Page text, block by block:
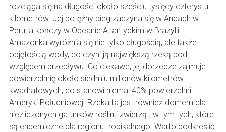
rozciąga się na długości około sześciu tysięcy czterystu
kilometrów. Jej potężny bieg zaczyna się w Andach w
Peru, a kończy w Oceanie Atlantyckim w Brazylii.
Amazonka wyróżnia się nie tylko długością, ale także
objętością wody, co czyni ją największą rzeką pod
względem przepływu. Co ciekawe, jej dorzecze zajmuje
powierzchnię około siedmiu milionów kilometrów
kwadratowych, co stanowi niemal 40% powierzchni
Ameryki Południowej. Rzeka ta jest również domem dla
niezliczonych gatunków roślin i zwierząt, w tym tych, które
są endemiczne dla regionu tropikalnego. Warto podkreślić,